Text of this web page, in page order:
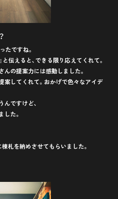
たですね。
と伝えると、できる限り応えてくれて。
の提案力には感動しました。
案してくれて。おかげで色々なアイデ
ですけど、
た。
札を納めさせてもらいました。